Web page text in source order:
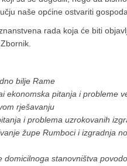
naše općine ostvariti
rada koja će biti
bilje Rame
ekonomska pitanja i probleme
rješavanju
i problema uzrokovanih
župe Rumboci i izgradnja
domicilnoga stanovništva